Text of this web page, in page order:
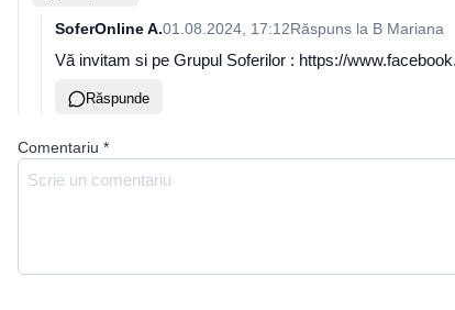
SoferOnline A.01.08.2024, 17:12Răspuns la B Mariana
Vă invitam si pe Grupul Soferilor : https://
Răspunde
Comentariu *